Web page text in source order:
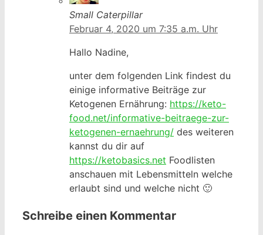
Small Caterpillar
Februar 4, 2020 um 7:35 a.m. Uhr
Hallo Nadine,
unter dem folgenden Link findest du
einige informative Beiträge zur
Ketogenen Ernährung: https://keto-
food.net/informative-beitraege-zur-
ketogenen-ernaehrung/ des weiteren
kannst du dir auf
https://ketobasics.net Foodlisten
anschauen mit Lebensmitteln welche
erlaubt sind und welche nicht 🙂
Schreibe einen Kommentar